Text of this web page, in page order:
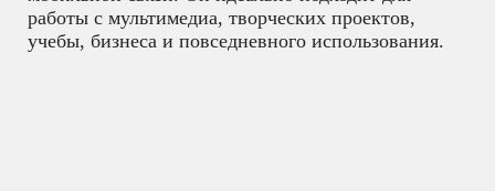
работы с мультимедиа, творческих проектов,
учебы, бизнеса и повседневного использования.